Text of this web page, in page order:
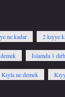
ne kadar 2 kıyye
İslamda 1
Kıyla ne demek